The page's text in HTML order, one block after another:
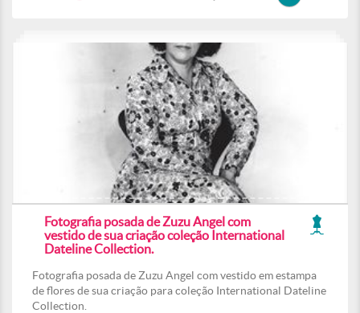
Fotografia posada de Zuzu Angel com
vestido de sua criação coleção International
Dateline Collection.
Fotografia posada de Zuzu Angel com vestido em estampa
de flores de sua criação para coleção International Dateline
Collection.